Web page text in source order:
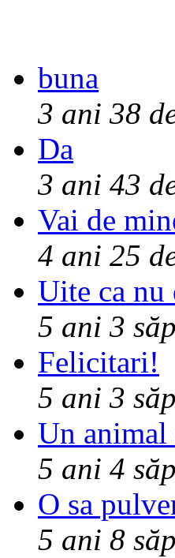
buna
3 ani 38
Da
3 ani 43
Vai de
4 ani 25
Uite ca
5 ani 3
Felicitari!
5 ani 3
Un animal
5 ani 4
O sa
5 ani 8